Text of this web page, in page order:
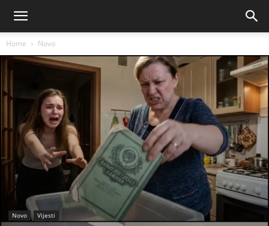
Home Novo
Novo Vijesti